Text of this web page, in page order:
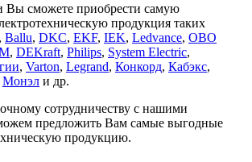
сможете приобрести самую
продукция таких
, Ballu, DKC, EKF, IEK, Ledvance, OBO
, DEKraft, Philips, System Electric,
, Varton, Legrand, Конкорд, Кабэкс,
Монэл и др.
сотрудничеству с нашими
предложить Вам самые выгодные
продукцию.